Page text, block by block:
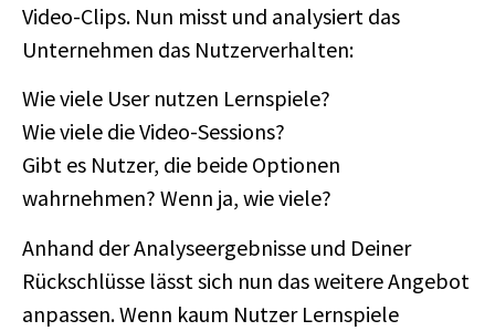
Video-Clips. Nun misst und analysiert das
Unternehmen das Nutzerverhalten:
Wie viele User nutzen Lernspiele?
Wie viele die Video-Sessions?
Gibt es Nutzer, die beide Optionen
wahrnehmen? Wenn ja, wie viele?
Anhand der Analyseergebnisse und Deiner
Rückschlüsse lässt sich nun das weitere Angebot
anpassen. Wenn kaum Nutzer Lernspiele